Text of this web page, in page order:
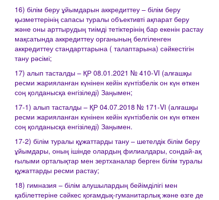
16) білім беру ұйымдарын аккредиттеу – білім беру
қызметтерінің сапасы туралы объективті ақпарат беру
және оны арттырудың тиімді тетіктерінің бар екенін растау
мақсатында аккредиттеу органының белгіленген
аккредиттеу стандарттарына ( талаптарына) сәйкестігін
тану рәсімі;
17) алып тасталды – ҚР 08.01.2021 № 410-VI (алғашқы
ресми жарияланған күнінен кейін күнтізбелік он күн өткен
соң қолданысқа енгізіледі) Заңымен;
17-1) алып тасталды – ҚР 04.07.2018 № 171-VІ (алғашқы
ресми жарияланған күнінен кейін күнтізбелік он күн өткен
соң қолданысқа енгізіледі) Заңымен.
17-2) білім туралы құжаттарды тану – шетелдік білім беру
ұйымдары, оның ішінде олардың филиалдары, сондай-ақ
ғылыми орталықтар мен зертханалар берген білім туралы
құжаттарды ресми растау;
18) гимназия – білім алушылардың бейімділігі мен
қабілеттеріне сәйкес қоғамдық-гуманитарлық және өзге де